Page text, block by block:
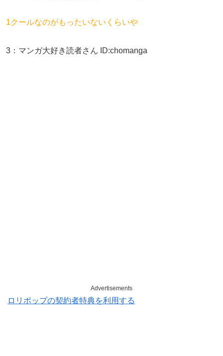
1クールなのがもったいないくらいや
3 ： マンガ大好き読者さん ID:chomanga
Advertisements
ロリポップの契約者特典を利用する